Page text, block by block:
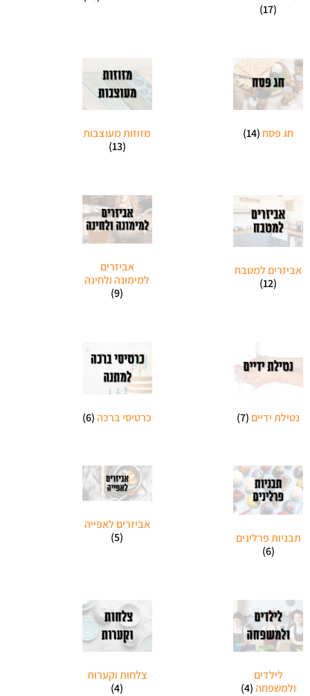
(17)
חג פסח (14)
מזוזות מעוצבות
(13)
אביזרים למטבח
(12)
אביזרים
למימונה ולחינה
(9)
נטילת ידיים (7) כרטיסי ברכה(6)
תבניות פרלינים
(6)
אביזרים לאפייה
(5)
לילדים
ולמשפחה(4)
צלחות וקערות
(4)